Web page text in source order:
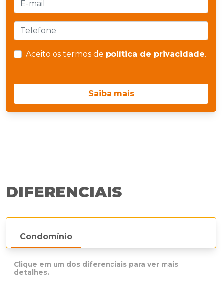
Aceito os termos de política de privacidade.
Saiba mais
DIFERENCIAIS
Condomínio
Clique em um dos diferenciais para ver mais
detalhes.